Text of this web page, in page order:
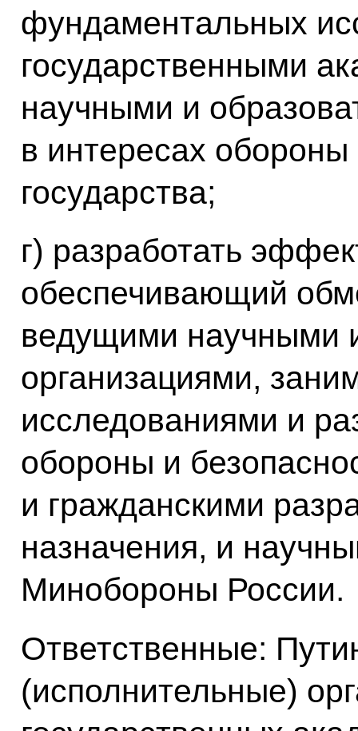
фундаментальных
государственными
научными и
в интересах обороны
государства;
г) разработать
обеспечивающий
ведущими научными
организациями,
исследованиями и
обороны и
и гражданскими
назначения, и
Минобороны России.
Ответственные:
(исполнительные)